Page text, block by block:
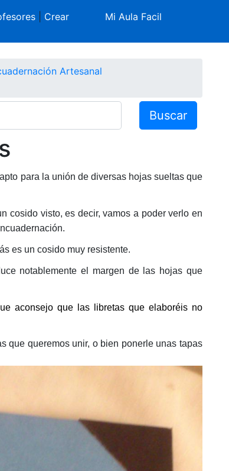
| Crear
Mi Aula Facil
Artesanal
Buscar
para la unión de diversas hojas sueltas que
cosido visto, es decir, vamos a poder verlo en
es un cosido muy resistente.
notablemente el margen de las hojas que
aconsejo que las libretas que elaboréis no
que queremos unir, o bien ponerle unas tapas